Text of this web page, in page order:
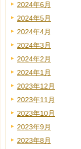
2024年6月
2024年5月
2024年4月
2024年3月
2024年2月
2024年1月
2023年12月
2023年11月
2023年10月
2023年9月
2023年8月